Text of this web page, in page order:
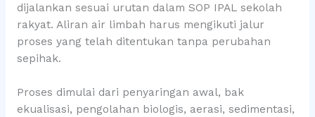
dijalankan sesuai urutan dalam SOP IPAL sekolah
rakyat. Aliran air limbah harus mengikuti jalur
proses yang telah ditentukan tanpa perubahan
sepihak.
Proses dimulai dari penyaringan awal, bak
ekualisasi, pengolahan biologis, aerasi, sedimentasi,